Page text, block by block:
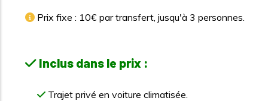
Prix fixe : 10€ par transfert, jusqu'à 3 personnes.
Inclus dans le prix :
Trajet privé en voiture climatisée.